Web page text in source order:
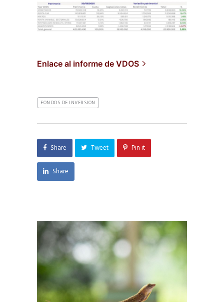
Enlace al informe de VDOS
FONDOS DE INVERSION
Share Tweet Pin it
Share